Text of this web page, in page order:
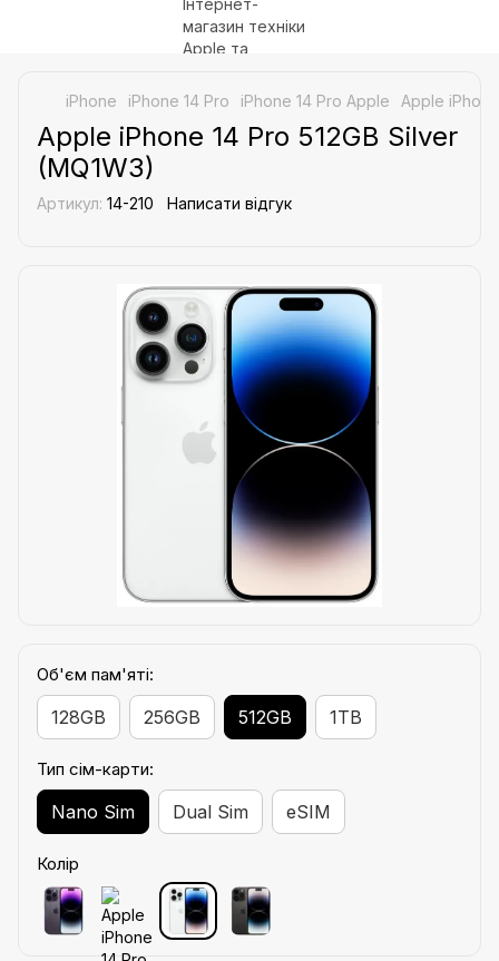
iPhone iPhone 14 Pro iPhone 14 Pro Apple Apple
Apple iPhone 14 Pro 512GB Silver
(MQ1W3)
Артикул: 14-210 Написати відгук
Об'єм пам'яті:
128GB 256GB 512GB 1TB
Тип сім-карти:
Nano Sim Dual Sim eSIM
Колір